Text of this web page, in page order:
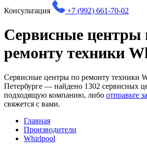
Консультация
+7 (992) 661-70-02
Сервисные центры
ремонту техники
Сервисные центры по ремонту техники
Петербурге — найдено 1302 сервисных
подходящую компанию, либо отправьте
свяжется с вами.
Главная
Производители
Whirlpool